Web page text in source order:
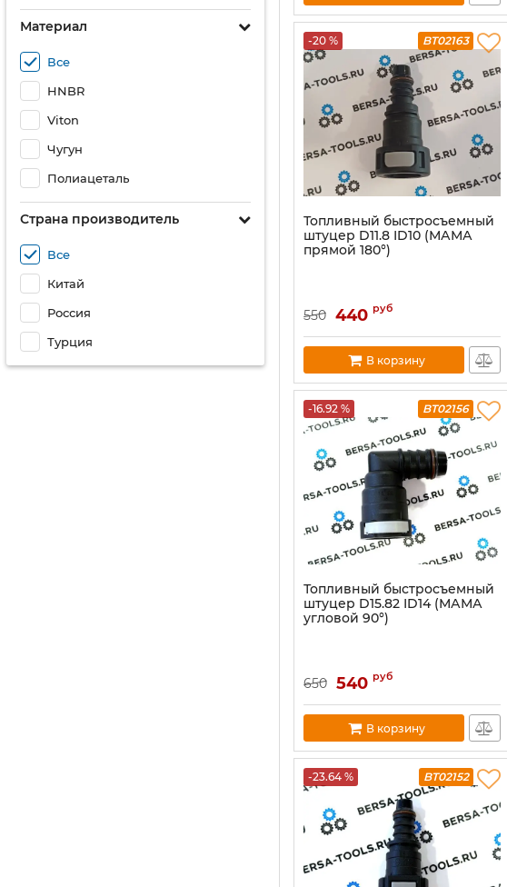
Материал
Все
HNBR
Viton
Чугун
Полиацеталь
Страна производитель
Все
Китай
Россия
Турция
-20 % BT02163
Топливный быстросъемный
штуцер D11.8 ID10 (МАМА
прямой 180°)
550 440 руб
В корзину
-16.92 % BT02156
Топливный быстросъемный
штуцер D15.82 ID14 (МАМА
угловой 90°)
650 540 руб
В корзину
-23.64 % BT02152